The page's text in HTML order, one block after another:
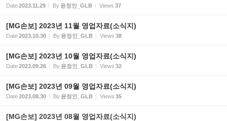
Date2023.11.29 By 윤정인_GLB Views 37
[MG손보] 2023년 11월 영업자료(소식지)
Date2023.10.30 By 윤정인_GLB Views 38
[MG손보] 2023년 10월 영업자료(소식지)
Date2023.09.26 By 윤정인_GLB Views 32
[MG손보] 2023년 09월 영업자료(소식지)
Date2023.08.30 By 윤정인_GLB Views 35
[MG손보] 2023년 08월 영업자료(소식지)